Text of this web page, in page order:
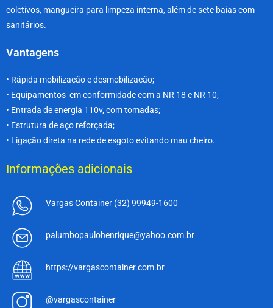
coletivos, mangueira para limpeza interna, além de sete baias com
sanitários.
Vantagens
• Rápida mobilização e desmobilização;
• Equipamentos em conformidade com a NR 18 e NR 10;
• Entrada de energia 110v, com tomadas;
• Estrutura de aço reforçada;
• Ligação direta na rede de esgoto evitando mau cheiro.
Informações adicionais
Vargas Container (32) 99949-1600
palumbopaulohenrique@yahoo.com.br
https://vargascontainer.com.br
@vargascontainer